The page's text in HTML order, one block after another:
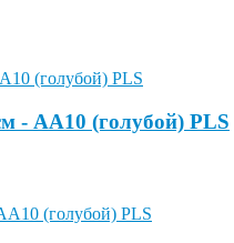
- АА10 (голубой) PLS